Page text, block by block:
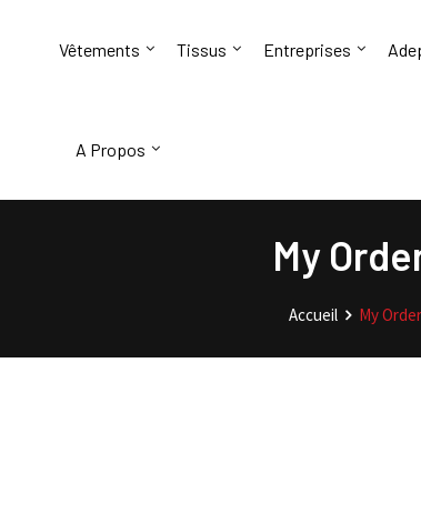
Vêtements Tissus Entreprises
A Propos
My
Accueil My